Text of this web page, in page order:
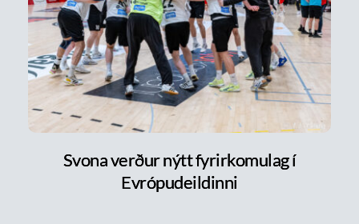
Svona verður nýtt fyrirkomulag í
Evrópudeildinni